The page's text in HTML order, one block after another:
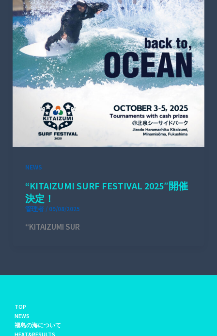
NEWS
“KITAIZUMI SURF FESTIVAL 2025″開催
決定！
管理者 / 09/08/2025
“KITAIZUMI SUR
TOP
NEWS
福島の海について
HEAT&RESULTS